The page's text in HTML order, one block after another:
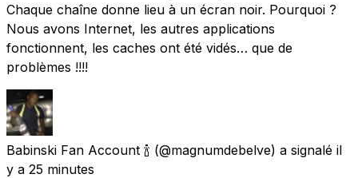
Chaque chaîne donne lieu à un écran noir. Pourquoi ?
Nous avons Internet, les autres applications
fonctionnent, les caches ont été vidés… que de
problèmes !!!!
Babinski Fan Account 🍾 (@magnumdebelve) a signalé il
y a 25 minutes